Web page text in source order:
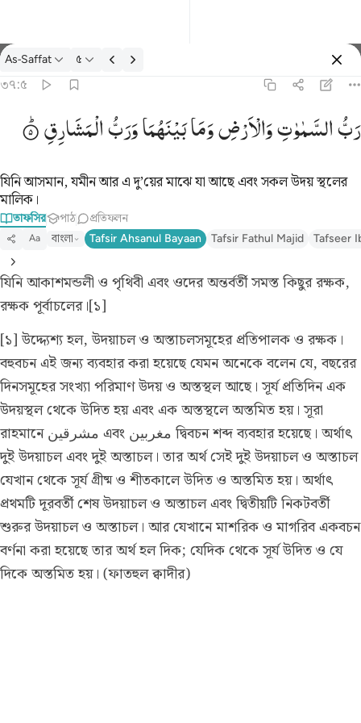
তাফসির: As-Saffat ৩৭:৫
As-Saffat ৫
৩৭:৫
رب السماوات والارض وما بينهما ورب المشارق ٥
رَّبُّ ٱلسَّمَـٰوَٰتِ وَٱلْأَرْضِ وَمَا بَيْنَهُمَا وَرَبُّ ٱلْمَشَـٰرِقِ ٥
رَبُّالسَّمٰوٰتِوَالْاَرْضِوَمَابَیْنَهُمَاوَرَبُّالْمَشَارِقِ
যিনি আসমান, যমীন আর এ দু’য়ের মাঝে যা আছে এবং সকল উদয় স্থলের
মালিক।
তাফসির পাঠ প্রতিফলন
Aa বাংলা Tafsir Ahsanul Bayaan Tafsir Fathul Majid Tafseer
যিনি আকাশমন্ডলী ও পৃথিবী এবং ওদের অন্তর্বর্তী সমস্ত কিছুর রক্ষক,
রক্ষক পূর্বাচলের।[১]
[১] উদ্দ্যেশ্য হল, উদয়াচল ও অস্তাচলসমূহের প্রতিপালক ও রক্ষক।
বহুবচন এই জন্য ব্যবহার করা হয়েছে যেমন অনেকে বলেন যে, বছরের
দিনসমূহের সংখ্যা পরিমাণ উদয় ও অস্তস্থল আছে। সূর্য প্রতিদিন এক
উদয়স্থল থেকে উদিত হয় এবং এক অস্তস্থলে অস্তমিত হয়। সূরা
রাহমানে مشرقين এবং مغربين দ্বিবচন শব্দ ব্যবহার হয়েছে। অর্থাৎ
দুই উদয়াচল এবং দুই অস্তাচল। তার অর্থ সেই দুই উদয়াচল ও অস্তাচল
যেখান থেকে সূর্য গ্রীষ্ম ও শীতকালে উদিত ও অস্তমিত হয়। অর্থাৎ
প্রথমটি দূরবর্তী শেষ উদয়াচল ও অস্তাচল এবং দ্বিতীয়টি নিকটবর্তী
শুরুর উদয়াচল ও অস্তাচল। আর যেখানে মাশরিক ও মাগরিব একবচন
বর্ণনা করা হয়েছে তার অর্থ হল দিক; যেদিক থেকে সূর্য উদিত ও যে
দিকে অস্তমিত হয়। (ফাতহুল ক্বাদীর)